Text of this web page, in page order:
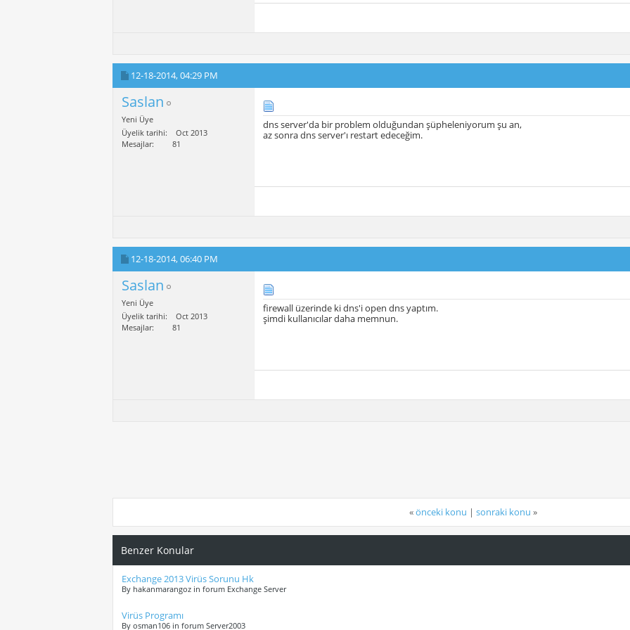
12-18-2014,04:29 PM
Saslan
Yeni Üye
Üyelik tarihi
Oct 2013
Mesajlar
81
dns server'da bir problem olduğundan şüpheleniyorum şu an,
az sonra dns server'ı restart edeceğim.
12-18-2014,06:40 PM
Saslan
Yeni Üye
Üyelik tarihi
Oct 2013
Mesajlar
81
firewall üzerinde ki dns'i open dns yaptım.
şimdi kullanıcılar daha memnun.
«önceki konu | sonraki konu »
Benzer Konular
Exchange 2013 Virüs Sorunu Hk
By hakanmarangoz in forum Exchange Server
Virüs Programı
By osman106 in forum Server2003